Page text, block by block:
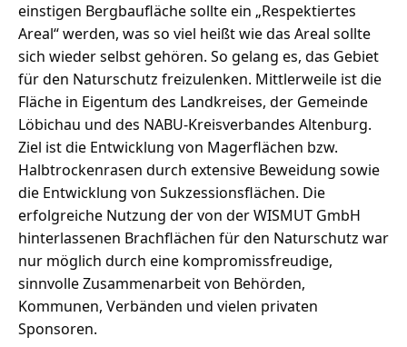
einstigen Bergbaufläche sollte ein „Respektiertes
Areal“ werden, was so viel heißt wie das Areal sollte
sich wieder selbst gehören. So gelang es, das Gebiet
für den Naturschutz freizulenken. Mittlerweile ist die
Fläche in Eigentum des Landkreises, der Gemeinde
Löbichau und des NABU-Kreisverbandes Altenburg.
Ziel ist die Entwicklung von Magerflächen bzw.
Halbtrockenrasen durch extensive Beweidung sowie
die Entwicklung von Sukzessionsflächen. Die
erfolgreiche Nutzung der von der WISMUT GmbH
hinterlassenen Brachflächen für den Naturschutz war
nur möglich durch eine kompromissfreudige,
sinnvolle Zusammenarbeit von Behörden,
Kommunen, Verbänden und vielen privaten
Sponsoren.